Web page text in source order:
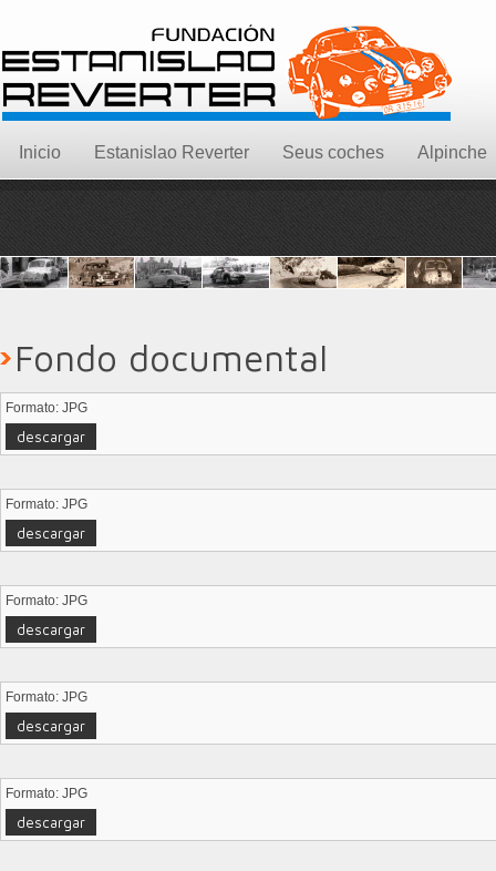
Inicio Estanislao Reverter Seus coches Alpinche
Fondo documental
Formato: JPG
descargar
Formato: JPG
descargar
Formato: JPG
descargar
Formato: JPG
descargar
Formato: JPG
descargar